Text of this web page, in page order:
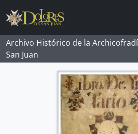
Skip to main content
Archivo Histórico de la
San Juan